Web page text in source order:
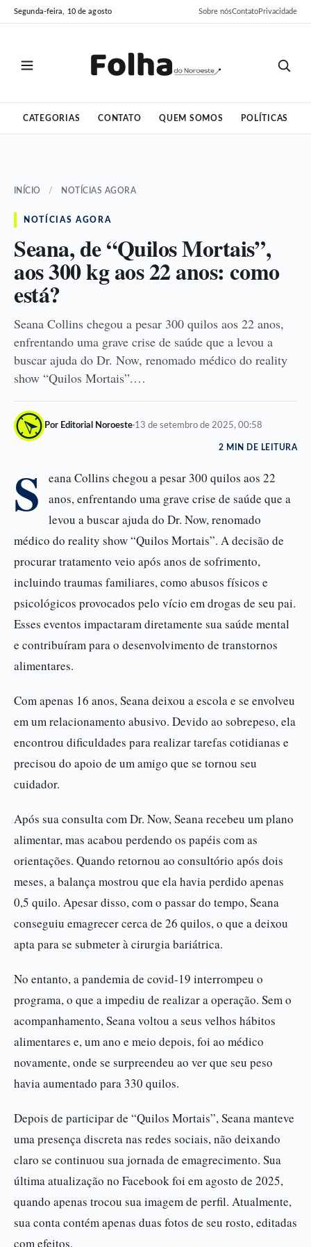
Pular
para
Pular
para
Segunda-feira, 10 de agosto Sobre nósContatoPrivacidade
CATEGORIAS CONTATO QUEM SOMOS POLÍTICAS
INÍCIO / NOTÍCIAS AGORA
NOTÍCIAS AGORA
Seana, de “Quilos Mortais”,
aos 300 kg aos 22 anos: como
está?
Seana Collins chegou a pesar 300 quilos aos 22 anos,
enfrentando uma grave crise de saúde que a levou a
buscar ajuda do Dr. Now, renomado médico do reality
show “Quilos Mortais”.…
Por Editorial Noroeste·13 de setembro de 2025, 00:58
2 MIN DE LEITURA
S
eana Collins chegou a pesar 300 quilos aos 22
anos, enfrentando uma grave crise de saúde que a
levou a buscar ajuda do Dr. Now, renomado
médico do reality show “Quilos Mortais”. A decisão de
procurar tratamento veio após anos de sofrimento,
incluindo traumas familiares, como abusos físicos e
psicológicos provocados pelo vício em drogas de seu pai.
Esses eventos impactaram diretamente sua saúde mental
e contribuíram para o desenvolvimento de transtornos
alimentares.
Com apenas 16 anos, Seana deixou a escola e se envolveu
em um relacionamento abusivo. Devido ao sobrepeso, ela
encontrou dificuldades para realizar tarefas cotidianas e
precisou do apoio de um amigo que se tornou seu
cuidador.
Após sua consulta com Dr. Now, Seana recebeu um plano
alimentar, mas acabou perdendo os papéis com as
orientações. Quando retornou ao consultório após dois
meses, a balança mostrou que ela havia perdido apenas
0,5 quilo. Apesar disso, com o passar do tempo, Seana
conseguiu emagrecer cerca de 26 quilos, o que a deixou
apta para se submeter à cirurgia bariátrica.
No entanto, a pandemia de covid-19 interrompeu o
programa, o que a impediu de realizar a operação. Sem o
acompanhamento, Seana voltou a seus velhos hábitos
alimentares e, um ano e meio depois, foi ao médico
novamente, onde se surpreendeu ao ver que seu peso
havia aumentado para 330 quilos.
Depois de participar de “Quilos Mortais”, Seana manteve
uma presença discreta nas redes sociais, não deixando
claro se continuou sua jornada de emagrecimento. Sua
última atualização no Facebook foi em agosto de 2025,
quando apenas trocou sua imagem de perfil. Atualmente,
sua conta contém apenas duas fotos de seu rosto, editadas
com efeitos.